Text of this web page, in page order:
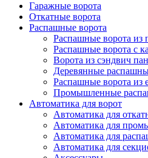
Гаражные ворота
Откатные ворота
Распашные ворота
Распашные ворота из
Распашные ворота с
Ворота из сэндвич
Деревянные
Распашные ворота из
Промышленные
Автоматика для ворот
Автоматика для
Автоматика для
Автоматика для
Автоматика для